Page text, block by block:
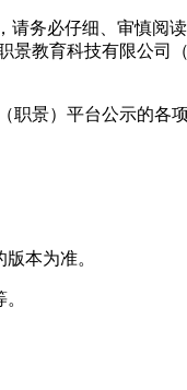
务必仔细、审慎阅
教育科技有限公司
景）平台公示的各
本为准。